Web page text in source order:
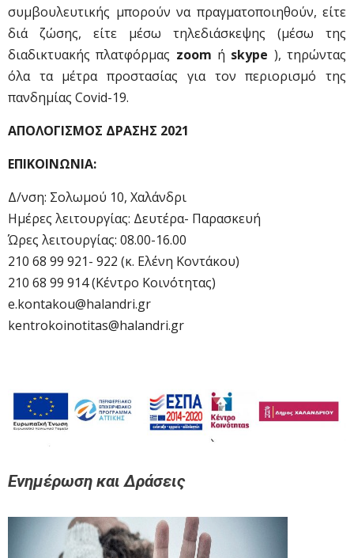
συμβουλευτικής μπορούν να πραγματοποιηθούν, είτε
διά ζώσης, είτε μέσω τηλεδιάσκεψης (μέσω της
διαδικτυακής πλατφόρμας zoom ή skype ), τηρώντας
όλα τα μέτρα προστασίας για τον περιορισμό της
πανδημίας Covid-19.
ΑΠΟΛΟΓΙΣΜΟΣ ΔΡΑΣΗΣ 2021
ΕΠΙΚΟΙΝΩΝΙΑ:
Δ/νση: Σολωμού 10, Χαλάνδρι
Ημέρες λειτουργίας: Δευτέρα- Παρασκευή
Ώρες λειτουργίας: 08.00-16.00
210 68 99 921- 922 (κ. Ελένη Κοντάκου)
210 68 99 914 (Κέντρο Κοινότητας)
e.kontakou@halandri.gr
kentrokoinotitas@halandri.gr
Ενημέρωση και Δράσεις